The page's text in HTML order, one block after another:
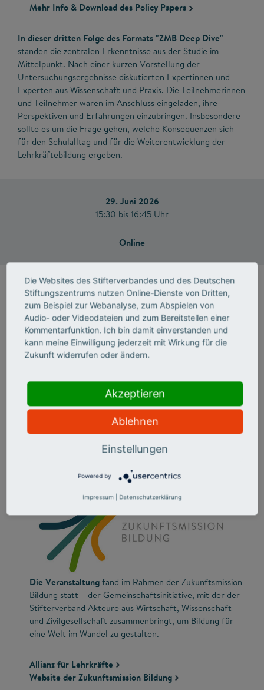
Mehr Info & Download des Policy Papers
In dieser dritten Folge des Formats "ZMB Deep Dive"
standen die zentralen Erkenntnisse aus der Studie im
Mittelpunkt. Nach einer kurzen Vorstellung der
Untersuchungsergebnisse diskutierten Expertinnen und
Experten aus Wissenschaft und Praxis. Die Teilnehmerinnen
und Teilnehmer waren im Anschluss eingeladen, ihre
Perspektiven und Erfahrungen einzubringen. Insbesondere
sollte es um die Frage gehen, welche Konsequenzen sich
für den Schulalltag und für die Weiterentwicklung der
Lehrkräftebildung ergeben.
29. Juni 2026
15:30 bis 16:45 Uhr
Online
VIDEO ABSPIELEN>
Die Veranstaltungfand im Rahmen der Zukunftsmission
Bildung statt – der Gemeinschaftsinitiative, mit der der
Stifterverband Akteure aus Wirtschaft, Wissenschaft
und Zivilgesellschaft zusammenbringt, um Bildung für
eine Welt im Wandel zu gestalten.
Allianz für Lehrkräfte
Website der Zukunftsmission Bildung
Die Websites des Stifterverbandes und des Deutschen
Stiftungszentrums nutzen Online-Dienste von Dritten,
zum Beispiel zur Webanalyse, zum Abspielen von
Audio- oder Videodateien und zum Bereitstellen einer
Kommentarfunktion. Ich bin damit einverstanden und
kann meine Einwilligung jederzeit mit Wirkung für die
Zukunft widerrufen oder ändern.
Akzeptieren
Ablehnen
Einstellungen
Powered by
Impressum Datenschutzerklärung